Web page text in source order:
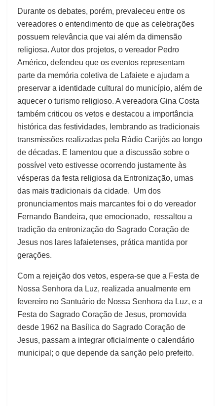
Durante os debates, porém, prevaleceu entre os
vereadores o entendimento de que as celebrações
possuem relevância que vai além da dimensão
religiosa. Autor dos projetos, o vereador Pedro
Américo, defendeu que os eventos representam
parte da memória coletiva de Lafaiete e ajudam a
preservar a identidade cultural do município, além de
aquecer o turismo religioso. A vereadora Gina Costa
também criticou os vetos e destacou a importância
histórica das festividades, lembrando as tradicionais
transmissões realizadas pela Rádio Carijós ao longo
de décadas. E lamentou que a discussão sobre o
possível veto estivesse ocorrendo justamente às
vésperas da festa religiosa da Entronização, umas
das mais tradicionais da cidade. Um dos
pronunciamentos mais marcantes foi o do vereador
Fernando Bandeira, que emocionado, ressaltou a
tradição da entronização do Sagrado Coração de
Jesus nos lares lafaietenses, prática mantida por
gerações.
Com a rejeição dos vetos, espera-se que a Festa de
Nossa Senhora da Luz, realizada anualmente em
fevereiro no Santuário de Nossa Senhora da Luz, e a
Festa do Sagrado Coração de Jesus, promovida
desde 1962 na Basílica do Sagrado Coração de
Jesus, passam a integrar oficialmente o calendário
municipal; o que depende da sanção pelo prefeito.